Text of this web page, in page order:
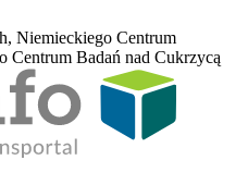
Niemieckiego Centrum
Centrum Badań nad Cukrzycą